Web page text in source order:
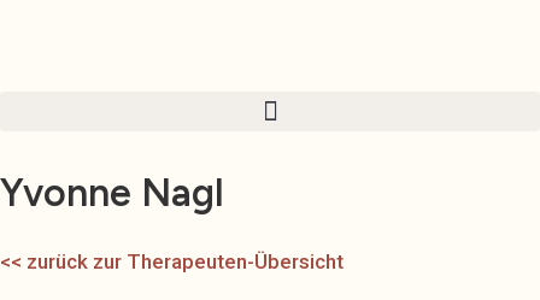
Yvonne Nagl
<< zurück zur Therapeuten-Übersicht